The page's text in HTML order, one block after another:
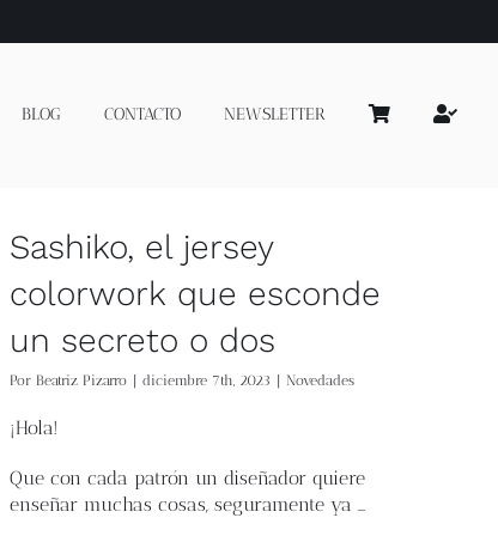
BLOG CONTACTO NEWSLETTER
Sashiko, el jersey
colorwork que esconde
un secreto o dos
Por Beatriz Pizarro diciembre 7th, 2023 Novedades
¡Hola!
Que con cada patrón un diseñador quiere
enseñar muchas cosas, seguramente ya …